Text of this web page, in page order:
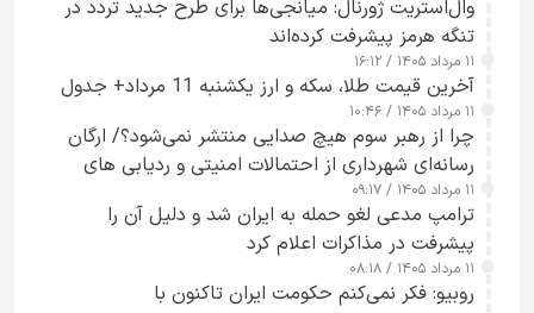
وال‌استریت ژورنال: میانجی‌ها برای طرح جدید تردد در
تنگه هرمز پیشرفت کرده‌اند
۱۱ مرداد ۱۴۰۵ / ۱۶:۱۲
آخرین قیمت طلا، سکه و ارز یکشنبه 11 مرداد+ جدول
۱۱ مرداد ۱۴۰۵ / ۱۰:۴۶
چرا از رهبر سوم هیچ صدایی منتشر نمی‌شود؟/ ارگان
رسانه‌ای شهرداری از احتمالات امنیتی و ردیابی های
جاسوسی گفت
۱۱ مرداد ۱۴۰۵ / ۰۹:۱۷
ترامپ مدعی لغو حمله به ایران شد و دلیل آن را
پیشرفت در مذاکرات اعلام کرد
۱۱ مرداد ۱۴۰۵ / ۰۸:۱۸
روبیو: فکر نمی‌کنم حکومت ایران تاکنون با